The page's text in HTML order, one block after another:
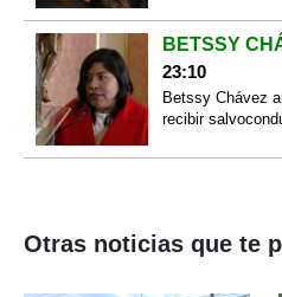
BETSSY
23:10
Betssy Chávez
recibir
Otras noticias que te